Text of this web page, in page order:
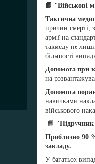
📙 "Військові
Тактична
причин смерті,
армії на
такмеду не
більшості
Допомога при
на
Допомога
навичками
військового
📙 "Підручник
Приблизно 90
закладу.
У багатьох